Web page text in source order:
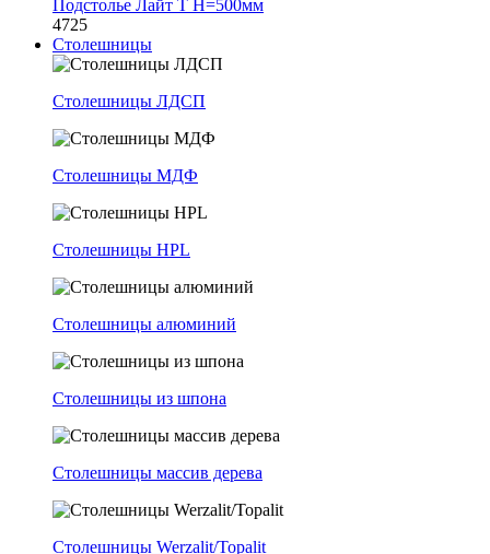
Подстолье Лайт Т H=500мм
4725
Столешницы
Столешницы ЛДСП
Столешницы МДФ
Столешницы HPL
Столешницы алюминий
Столешницы из шпона
Столешницы массив дерева
Столешницы Werzalit/Topalit